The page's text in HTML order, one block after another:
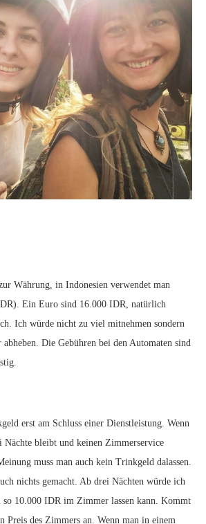
Währung, in Indonesien verwendet man
Ein Euro sind 16.000 IDR, natürlich
Ich würde nicht zu viel mitnehmen sondern
Die Gebühren bei den Automaten sind
erst am Schluss einer Dienstleistung. Wenn
Nächte bleibt und keinen Zimmerservice
muss man auch kein Trinkgeld dalassen.
nichts gemacht. Ab drei Nächten würde ich
so 10.000 IDR im Zimmer lassen kann. Kommt
Preis des Zimmers an. Wenn man in einem